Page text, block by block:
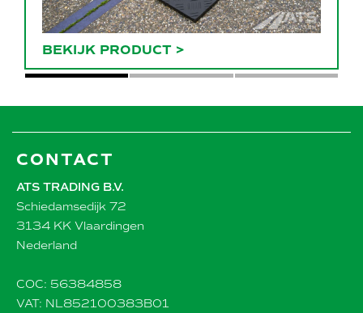
BEKIJK PRODUCT >
CONTACT
ATS TRADING B.V.
Schiedamsedijk 72
3134 KK Vlaardingen
Nederland
COC: 56384858
VAT: NL852100383B01